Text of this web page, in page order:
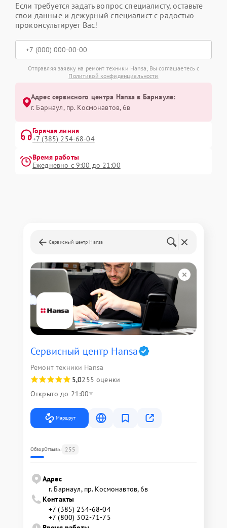
Если требуется задать вопрос специалисту, оставьте
свои данные и дежурный специалист с радостью
проконсультирует Вас!
Отправляя заявку на ремонт техники Hansa, Вы соглашаетесь с
Политикой конфиденциальности
Адрес сервисного центра Hansa в Барнауле:
г. Барнаул, ​пр. Космонавтов, 6в
Горячая линия
+7 (385) 254-68-04
Время работы
Ежедневно с 9:00 до 21:00
Сервисный центр Hansa
Сервисный центр Hansa
Ремонт техники Hansa
5,0255 оценки
Открыто до 21:00
Маршрут
ОбзорОтзывы 255
Адрес
г. Барнаул, ​пр. Космонавтов, 6в
Контакты
+7 (385) 254-68-04
+7 (800) 302-71-75